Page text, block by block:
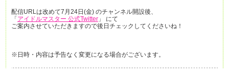
配信URLは改めて7月24日(金) のチャンネル開設後、
「アイドルマスター 公式Twitter」 にて
ご案内させていただきますので後日チェックしてくださいね！
※日時・内容は予告なく変更になる場合がございます。